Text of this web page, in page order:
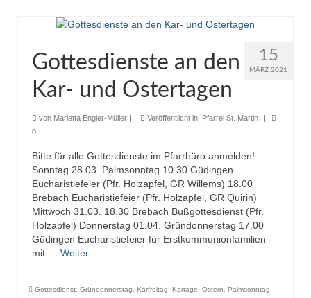
15
MÄRZ 2021
Gottesdienste an den
Kar- und Ostertagen
von Marietta Engler-Müller | Veröffentlicht in: Pfarrei St. Martin
|
0
Bitte für alle Gottesdienste im Pfarrbüro anmelden!
Sonntag 28.03. Palmsonntag 10.30 Güdingen
Eucharistiefeier (Pfr. Holzapfel, GR Willems) 18.00
Brebach Eucharistiefeier (Pfr. Holzapfel, GR Quirin)
Mittwoch 31.03. 18.30 Brebach Bußgottesdienst (Pfr.
Holzapfel) Donnerstag 01.04. Gründonnerstag 17.00
Güdingen Eucharistiefeier für Erstkommunionfamilien
mit … Weiter
Gottesdienst Gründonnerstag Karfreitag Kartage Ostern Palmsonntag